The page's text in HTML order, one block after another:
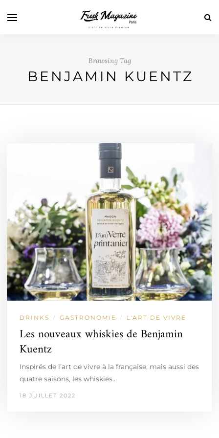
Browsing Tag
BENJAMIN KUENTZ
DRINKS / GASTRONOMIE / L'ART DE VIVRE
Les nouveaux whiskies de Benjamin
Kuentz
Inspirés de l’art de vivre à la française, mais aussi des
quatre saisons, les whiskies…
18 JUILLET 2022